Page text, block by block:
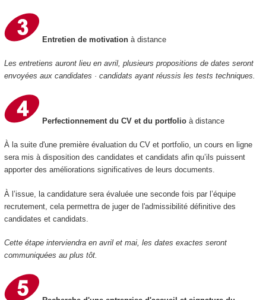
Entretien de motivation à distance
Les entretiens auront lieu en avril, plusieurs propositions de dates seront
envoyées aux candidates · candidats ayant réussis les tests techniques.
Perfectionnement du CV et du portfolio à distance
À la suite d'une première évaluation du CV et portfolio, un cours en ligne
sera mis à disposition des candidates et candidats afin qu’ils puissent
apporter des améliorations significatives de leurs documents.
À l’issue, la candidature sera évaluée une seconde fois par l’équipe
recrutement, cela permettra de juger de l'admissibilité définitive des
candidates et candidats.
Cette étape interviendra en avril et mai, les dates exactes seront
communiquées au plus tôt.